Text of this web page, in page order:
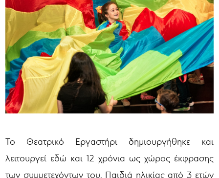
Το Θεατρικό Εργαστήρι δημιουργήθηκε και
λειτουργεί εδώ και 12 χρόνια ως χώρος έκφρασης
των συμμετεχόντων του. Παιδιά ηλικίας από 3 ετών